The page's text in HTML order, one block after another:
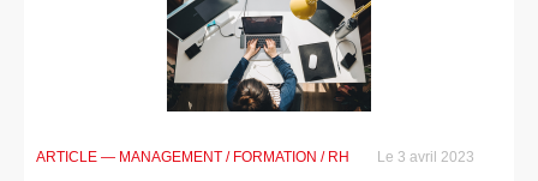
ARTICLE — MANAGEMENT / FORMATION / RH Le 3 avril 2023